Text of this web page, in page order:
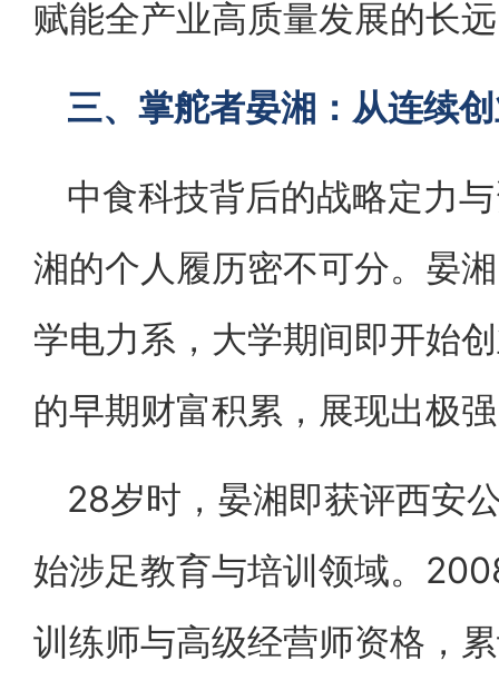
赋能全产业高质量发展的长
三、掌舵者晏湘：从连续
中食科技背后的战略定力
湘的个人履历密不可分。晏
学电力系，大学期间即开始
的早期财富积累，展现出极
28岁时，晏湘即获评西安
始涉足教育与培训领域。
训练师与高级经营师资格，